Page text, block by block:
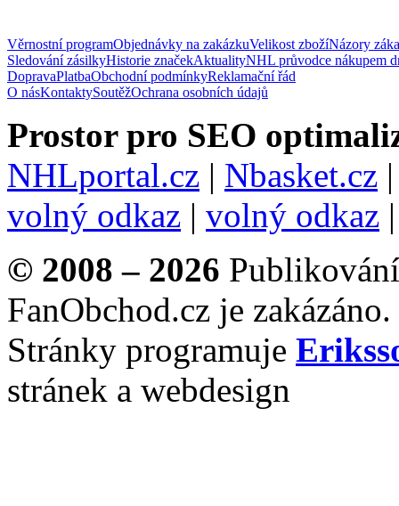
Věrnostní programObjednávky na zakázkuVelikost zbožíNázory
Sledování zásilkyHistorie značekAktualityNHL průvodce nákupem
DopravaPlatbaObchodní podmínkyReklamační řád
O násKontaktySoutěžOchrana osobních údajů
Prostor pro SEO
NHLportal.cz | Nbasket.cz
volný odkaz | volný odkaz
© 2008 – 2026
FanObchod.cz je zakázáno.
Stránky programuje
stránek a webdesign